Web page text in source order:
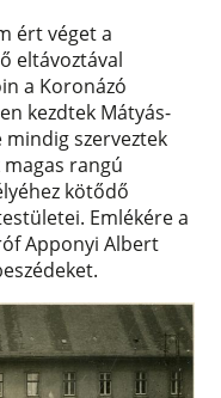
ért véget a
eltávoztával
a Koronázó
kezdtek Mátyás-
szerveztek
rangú
kötődő
Emlékére a
Apponyi Albert